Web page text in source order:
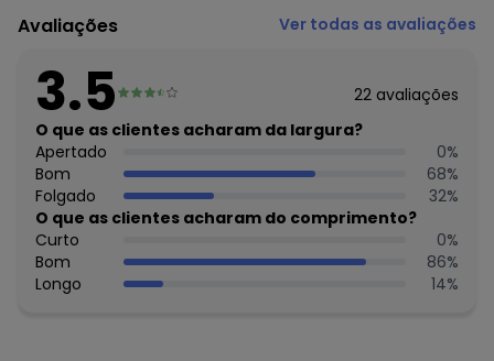
Código do produto: 3728543
Decote frente: Transpassado
Fechamento: Em gancho de metal
Material: Malha Canelada Texturizada
Estação: Verão
Situação de Uso: Praia
Composição Material: 96% Poliéster, 4% Elastano
Histórico de preços
O preço apresentado abaixo é o menor oferecido em
algum dia do mês, para o menor tamanho disponível.
agosto/2026
R$ 39,99
Avaliações Ver todas as avaliações
3.5 22 avaliações
O que as clientes acharam da largura?
Apertado
0%
Bom
68%
Folgado
32%
O que as clientes acharam do comprimento?
Curto
0%
Bom
86%
Longo
14%